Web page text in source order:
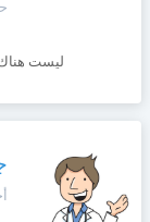
ليست هناك